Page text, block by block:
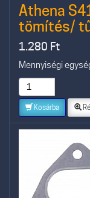
Athena
tömítés/
1.280 Ft
Mennyiségi
Kosárba